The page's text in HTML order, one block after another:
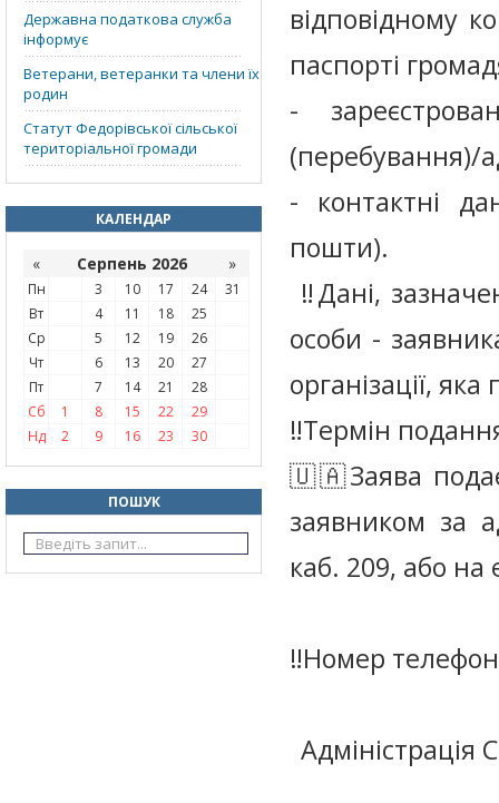
Державна податкова служба
інформує
Ветерани, ветеранки та члени їх
родин
Статут Федорівської сільської
територіальної громади
КАЛЕНДАР
« Серпень 2026 »
Пн 3 10 17 24
31
Вт
4 11 18
25
Ср
5 12 19
26
Чт
6 13 20
27
Пт
7 14 21
28
Сб
1 8 15 22
29
Нд
2 9 16 23 30
ПОШУК
відповідному
паспорті
-
(перебування)/
- контактні
пошти).
‼️Дані,
особи -
організації,
‼️Термін
🇺🇦Заява
заявником за
каб. 209, або
‼️Номер
Адміністрація